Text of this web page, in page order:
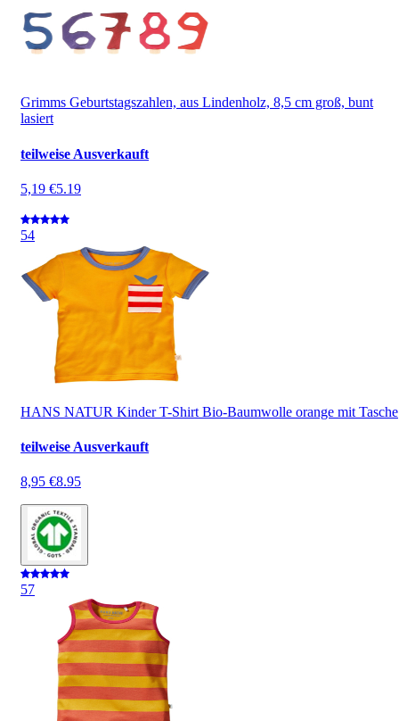
Grimms Geburtstagszahlen, aus Lindenholz, 8,5 cm groß, bunt
lasiert
teilweise Ausverkauft
5,19 €5.19
54
HANS NATUR Kinder T-Shirt Bio-Baumwolle orange mit Tasche
teilweise Ausverkauft
8,95 €8.95
57